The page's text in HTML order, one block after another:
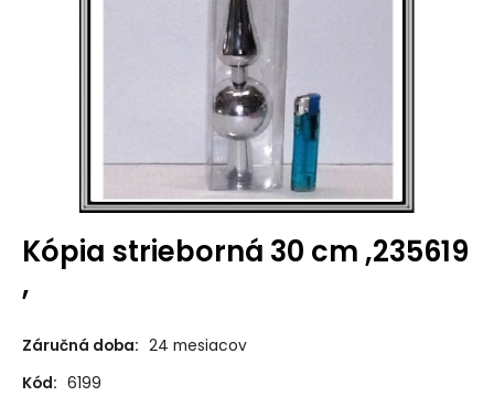
Kópia strieborná 30 cm ,235619
,
Záručná doba: 24 mesiacov
Kód: 6199